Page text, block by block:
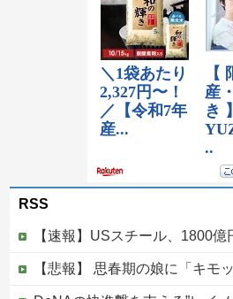
RSS
【速報】USスチール、1800億円の黒字
【悲報】 思春期の娘に「キモッ」と言われた